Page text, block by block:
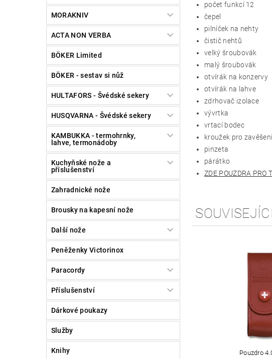
MORAKNIV
ACTA NON VERBA
BÖKER Limited
BÖKER - sestav si nůž
HULTAFORS - Švédské sekery
HUSQVARNA - Švédské sekery
KAMBUKKA - termohrnky,
lahve, termonádoby
Kuchyňské nože a
příslušenství
Zahradnické nože
Brousky na kapesní nože
Další nože
Peněženky Victorinox
Paracordy
Příslušenství
Dárkové poukazy
Služby
Knihy
počet funkcí 12
čepel
pilníček na nehty
čistič nehtů
velký šroubovák
malý šroubovák
otvírák na konzervy
otvírák na lahve
zdrhovač izolace
vývrtka
vrtací bodec
kroužek pro zavěšení
pinzeta
párátko
ZDE POUZDRA PRO
Pouzdro